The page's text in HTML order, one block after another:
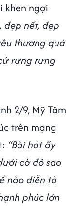
khen ngợi
đẹp nết, đẹp
thương quá
rưng rưng
2/9, Mỹ Tâm
trên mạng
“Bài hát ấy
cờ đỏ sao
nào diễn tả
phúc lớn